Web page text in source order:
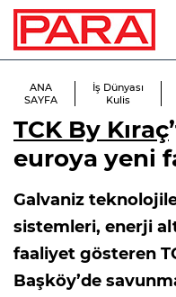
ANA
SAYFA
İş Dünyası
Kulis
TCK By Kıraç
euroya yeni
Galvaniz
sistemleri, enerji
faaliyet gösteren
Başköy’de